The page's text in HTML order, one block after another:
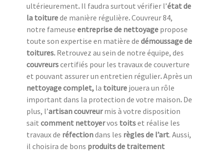
ultérieurement. Il faudra surtout vérifier l’état de
la toiturede manière régulière.Couvreur 84,
notre fameuse entreprise de nettoyage propose
toute son expertise en matière de démoussage de
toitures. Retrouvez au sein de notre équipe, des
couvreurscertifiés pour les travaux de couverture
et pouvant assurer un entretien régulier.Après un
nettoyage complet, la toiture jouera un rôle
important dans la protection de votre maison. De
plus, l’artisan couvreurmis à votre disposition
sait comment nettoyervos toitset réalise les
travaux de réfectiondans les règles de l’art. Aussi,
il choisira de bons produits de traitement